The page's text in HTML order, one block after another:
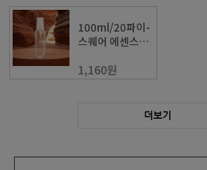
100ml/20파이-
스퀘어 에센스용
트캡)
1,160원
더보기